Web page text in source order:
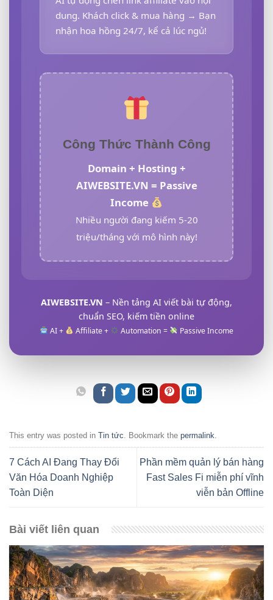
dung. Khách click & mua hàng → Bạn
nhận hoa hồng 24/7, kể cả lúc ngủ!
Công Thức Thành Công
Domain + Hosting +
AIWEBSITE.VN = Passive
Income
Nhiều người đang kiếm 5-20
triệu/tháng với mô hình này!
AIWEBSITE.VN – Nền tảng AI viết bài tự động,
chuẩn SEO, kiếm tiền online
AI + Affiliate + Automation = Passive Income
This entry was posted in Tin tức. Bookmark the permalink.
7 Cách AI Đang Thay Đổi
Văn Hóa Doanh Nghiệp
Toàn Diện
Phần mềm quản lý bán hàng
Fast Sales Fi miễn phí vĩnh
viễn bản Offline
Bài viết liên quan